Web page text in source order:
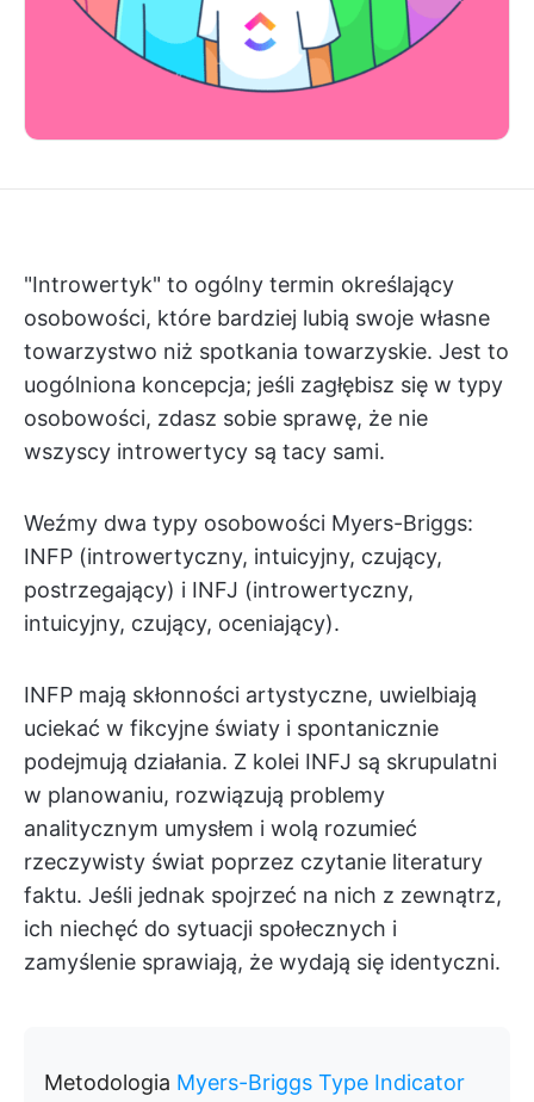
"Introwertyk" to ogólny termin określający
osobowości, które bardziej lubią swoje własne
towarzystwo niż spotkania towarzyskie. Jest to
uogólniona koncepcja; jeśli zagłębisz się w typy
osobowości, zdasz sobie sprawę, że nie
wszyscy introwertycy są tacy sami.
Weźmy dwa typy osobowości Myers-Briggs:
INFP (introwertyczny, intuicyjny, czujący,
postrzegający) i INFJ (introwertyczny,
intuicyjny, czujący, oceniający).
INFP mają skłonności artystyczne, uwielbiają
uciekać w fikcyjne światy i spontanicznie
podejmują działania. Z kolei INFJ są skrupulatni
w planowaniu, rozwiązują problemy
analitycznym umysłem i wolą rozumieć
rzeczywisty świat poprzez czytanie literatury
faktu. Jeśli jednak spojrzeć na nich z zewnątrz,
ich niechęć do sytuacji społecznych i
zamyślenie sprawiają, że wydają się identyczni.
Metodologia Myers-Briggs Type Indicator